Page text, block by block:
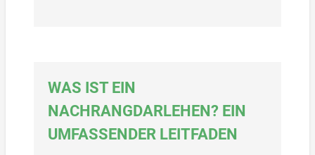
WAS IST EIN
NACHRANGDARLEHEN? EIN
UMFASSENDER LEITFADEN